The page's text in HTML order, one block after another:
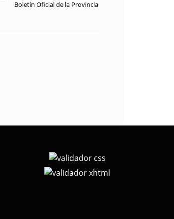
Boletín Oficial de la Provincia